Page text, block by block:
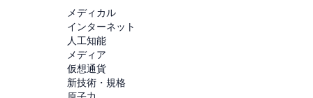
メディカル
インターネット
人工知能
メディア
仮想通貨
新技術・規格